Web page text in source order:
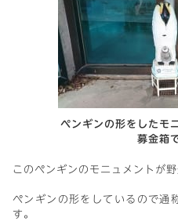
ペンギンの形をしたモ
募金箱
このペンギンのモニュメントが
ペンギンの形をしているので通
す。